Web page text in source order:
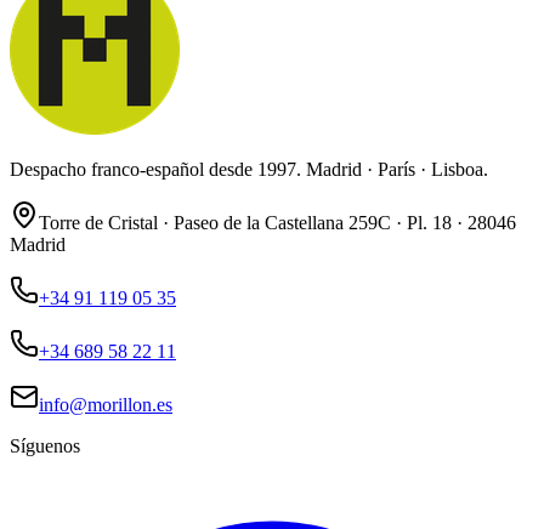
Despacho franco-español desde 1997. Madrid · París · Lisboa.
Torre de Cristal · Paseo de la Castellana 259C · Pl. 18 · 28046
Madrid
+34 91 119 05 35
+34 689 58 22 11
info@morillon.es
Síguenos